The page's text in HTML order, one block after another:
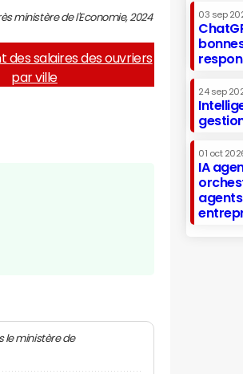
ministère de l'Economie, 2024
des salaires des ouvriers
par ville
le ministère de
03 sep
24 sep
01 oct
IA